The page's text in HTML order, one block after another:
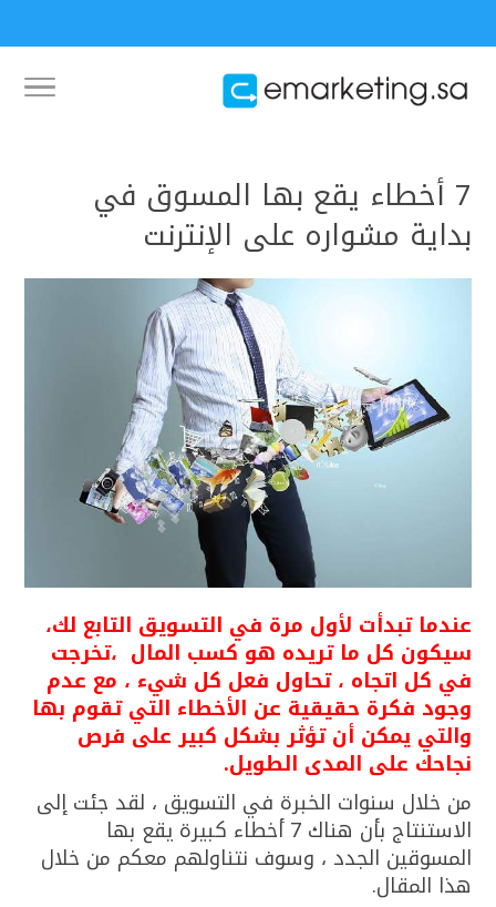
7 أخطاء يقع بها المسوق في
بداية مشواره على الإنترنت
عندما تبدأت لأول مرة في التسويق التابع لك،
سيكون كل ما تريده هو كسب المال ،تخرجت
في كل اتجاه ، تحاول فعل كل شيء ، مع عدم
وجود فكرة حقيقية عن الأخطاء التي تقوم بها
والتي يمكن أن تؤثر بشكل كبير على فرص
نجاحك على المدى الطويل.
من خلال سنوات الخبرة في التسويق ، لقد جئت إلى
الاستنتاج بأن هناك 7 أخطاء كبيرة يقع بها
المسوقين الجدد ، وسوف نتناولهم معكم من خلال
هذا المقال.